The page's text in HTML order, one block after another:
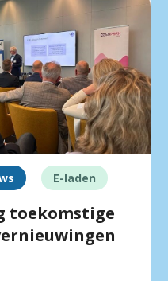
E-laden
toekomstige